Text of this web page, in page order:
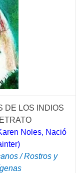
DE LOS INDIOS
Noles, Nació
/ Rostros y